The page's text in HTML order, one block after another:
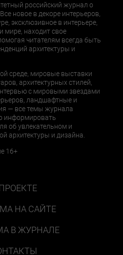
российский журнал о
новое в декоре интерьеров,
эксклюзивное в интерьере,
мире, находит свое
читателям всегда быть
архитектуры и
среде, мировые выставки
архитектурных стилей,
с мировыми звездами
ландшафтные и
— все темы журнала
информировать
об увлекательном и
архитектуры и дизайна.
16+
НА САЙТЕ
В ЖУРНАЛЕ